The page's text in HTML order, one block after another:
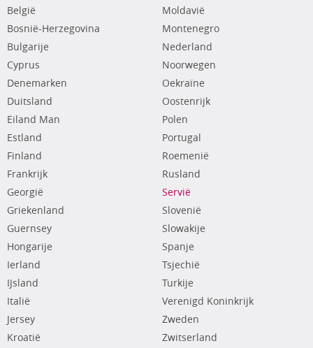
België
Bosnië-Herzegovina
Bulgarije
Cyprus
Denemarken
Duitsland
Eiland Man
Estland
Finland
Frankrijk
Georgië
Griekenland
Guernsey
Hongarije
Ierland
IJsland
Italië
Jersey
Kroatië
Moldavië
Montenegro
Nederland
Noorwegen
Oekraïne
Oostenrijk
Polen
Portugal
Roemenië
Rusland
Servië
Slovenië
Slowakije
Spanje
Tsjechië
Turkije
Verenigd Koninkrijk
Zweden
Zwitserland